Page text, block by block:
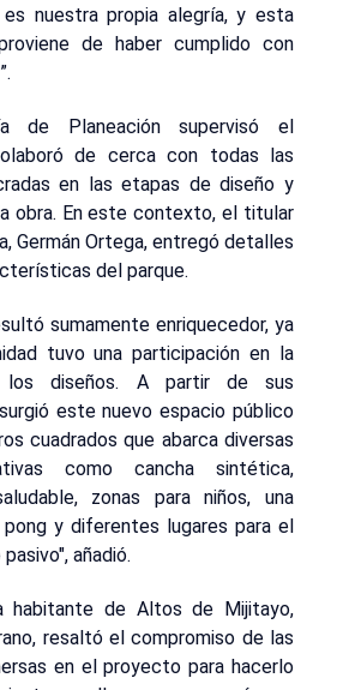
es nuestra propia alegría, y esta
de haber cumplido con
de Planeación supervisó el
de cerca con todas las
en las etapas de diseño y
obra. En este contexto, el titular
Germán Ortega, entregó detalles
del parque.
sumamente enriquecedor, ya
tuvo una participación en la
los diseños. A partir de sus
este nuevo espacio público
cuadrados que abarca diversas
como cancha sintética,
zonas para niños, una
y diferentes lugares para el
añadió.
habitante de Altos de Mijitayo,
resaltó el compromiso de las
en el proyecto para hacerlo